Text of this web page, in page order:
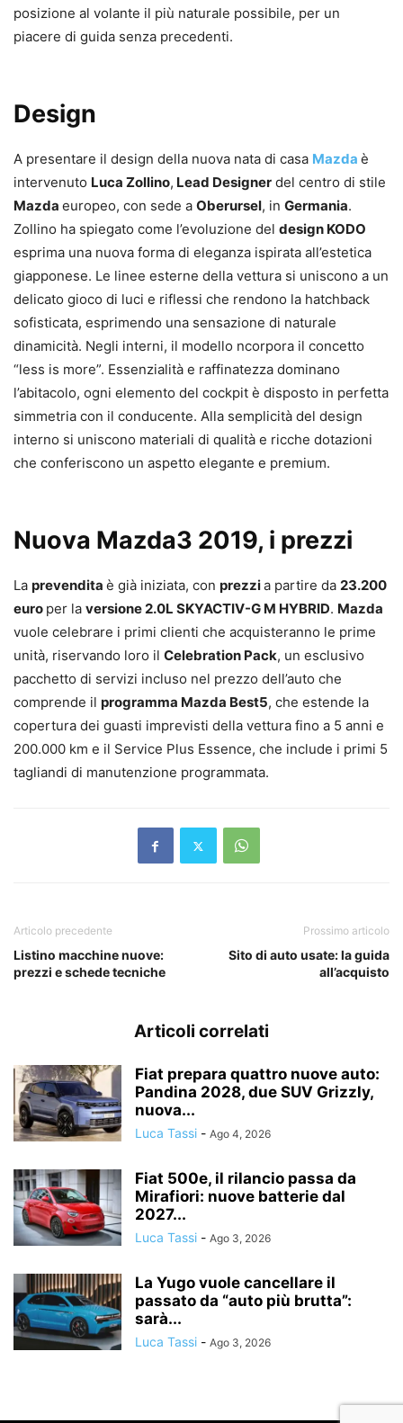
posizione al volante il più naturale possibile, per un
piacere di guida senza precedenti.
Design
A presentare il design della nuova nata di casa Mazda è
intervenuto Luca Zollino, Lead Designer del centro di stile
Mazda europeo, con sede a Oberursel, in Germania.
Zollino ha spiegato come l’evoluzione del design KODO
esprima una nuova forma di eleganza ispirata all’estetica
giapponese. Le linee esterne della vettura si uniscono a un
delicato gioco di luci e riflessi che rendono la hatchback
sofisticata, esprimendo una sensazione di naturale
dinamicità. Negli interni, il modello ncorpora il concetto
“less is more”. Essenzialità e raffinatezza dominano
l’abitacolo, ogni elemento del cockpit è disposto in perfetta
simmetria con il conducente. Alla semplicità del design
interno si uniscono materiali di qualità e ricche dotazioni
che conferiscono un aspetto elegante e premium.
Nuova Mazda3 2019, i prezzi
La prevendita è già iniziata, con prezzia partire da 23.200
euro per la versione 2.0L SKYACTIV-G M HYBRID. Mazda
vuole celebrare i primi clienti che acquisteranno le prime
unità, riservando loro il Celebration Pack, un esclusivo
pacchetto di servizi incluso nel prezzo dell’auto che
comprende il programma Mazda Best5, che estende la
copertura dei guasti imprevisti della vettura fino a 5 anni e
200.000 km e il Service Plus Essence, che include i primi 5
tagliandi di manutenzione programmata.
Articolo precedente
Listino macchine nuove:
prezzi e schede tecniche
Prossimo articolo
Sito di auto usate: la guida
all’acquisto
Articoli correlati
Fiat prepara quattro nuove auto:
Pandina 2028, due SUV Grizzly,
nuova...
Luca Tassi - Ago 4, 2026
Fiat 500e, il rilancio passa da
Mirafiori: nuove batterie dal
2027...
Luca Tassi - Ago 3, 2026
La Yugo vuole cancellare il
passato da “auto più brutta”:
sarà...
Luca Tassi - Ago 3, 2026